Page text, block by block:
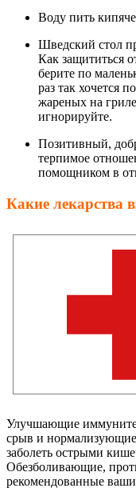
Воду пить
Шведский стол
Как защититься
берите по
раз так хочется
жареных на
игнорируйте.
Позитивный,
терпимое
помощником в
Какие лекарства
Улучшающие
срыв и
заболеть острыми
Обезболивающие,
рекомендованные